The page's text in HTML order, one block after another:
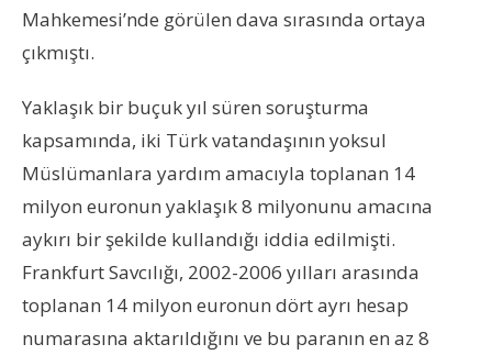
Mahkemesi’nde görülen dava sırasında ortaya
çıkmıştı.
Yaklaşık bir buçuk yıl süren soruşturma
kapsamında, iki Türk vatandaşının yoksul
Müslümanlara yardım amacıyla toplanan 14
milyon euronun yaklaşık 8 milyonunu amacına
aykırı bir şekilde kullandığı iddia edilmişti.
Frankfurt Savcılığı, 2002-2006 yılları arasında
toplanan 14 milyon euronun dört ayrı hesap
numarasına aktarıldığını ve bu paranın en az 8